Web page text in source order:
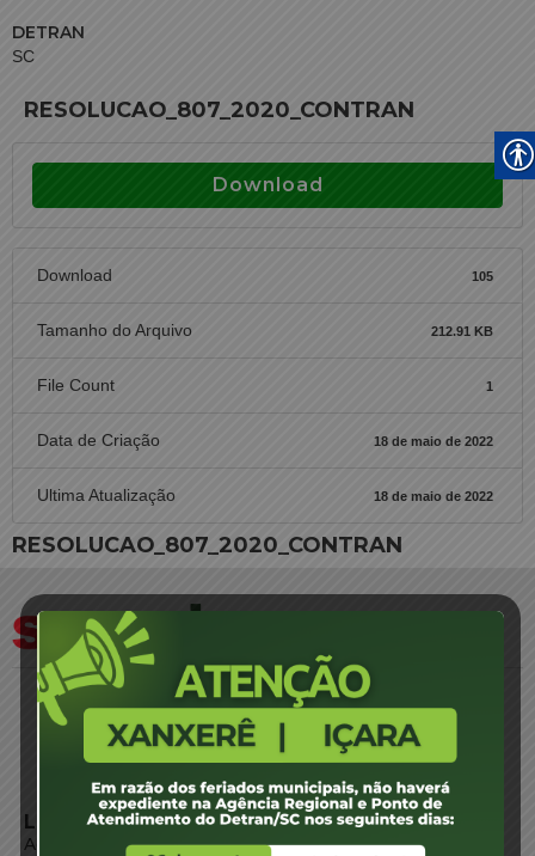
DETRAN
SC
RESOLUCAO_807_2020_CONTRAN
Download
Download 105
Tamanho do Arquivo 212.91 KB
File Count 1
Data de Criação 18 de maio de 2022
Ultima Atualização 18 de maio de 2022
RESOLUCAO_807_2020_CONTRAN
LINKS EXTERNOS
Agência de Notícias